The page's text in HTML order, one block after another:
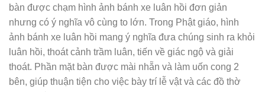
bàn được chạm hình ảnh bánh xe luân hồi đơn giản
nhưng có ý nghĩa vô cùng to lớn. Trong Phật giáo, hình
ảnh bánh xe luân hồi mang ý nghĩa đưa chúng sinh ra khỏi
luân hồi, thoát cảnh trầm luân, tiến về giác ngộ và giải
thoát. Phần mặt bàn được mài nhẵn và làm uốn cong 2
bên, giúp thuận tiện cho việc bày trí lễ vật và các đồ thờ